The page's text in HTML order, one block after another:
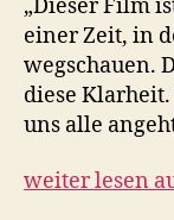
„Dieser Film
einer Zeit, in
wegschauen.
diese
uns alle
weiter lesen